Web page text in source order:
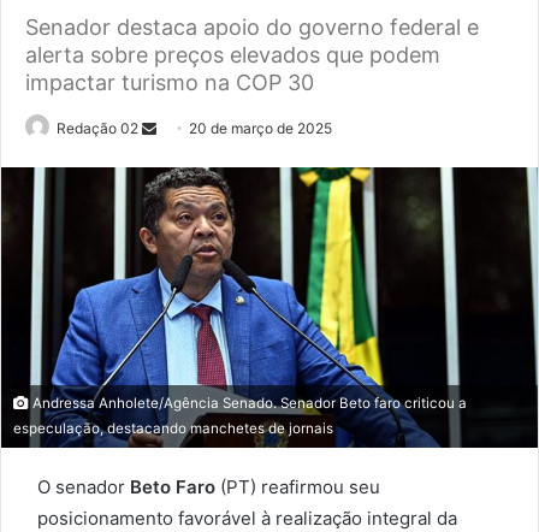
Senador destaca apoio do governo federal e
alerta sobre preços elevados que podem
impactar turismo na COP 30
Redação 02
Send
email
20 de março de 2025
Andressa Anholete/Agência Senado. Senador Beto faro criticou a
especulação, destacando manchetes de jornais
O senador Beto Faro (PT) reafirmou seu
posicionamento favorável à realização integral da